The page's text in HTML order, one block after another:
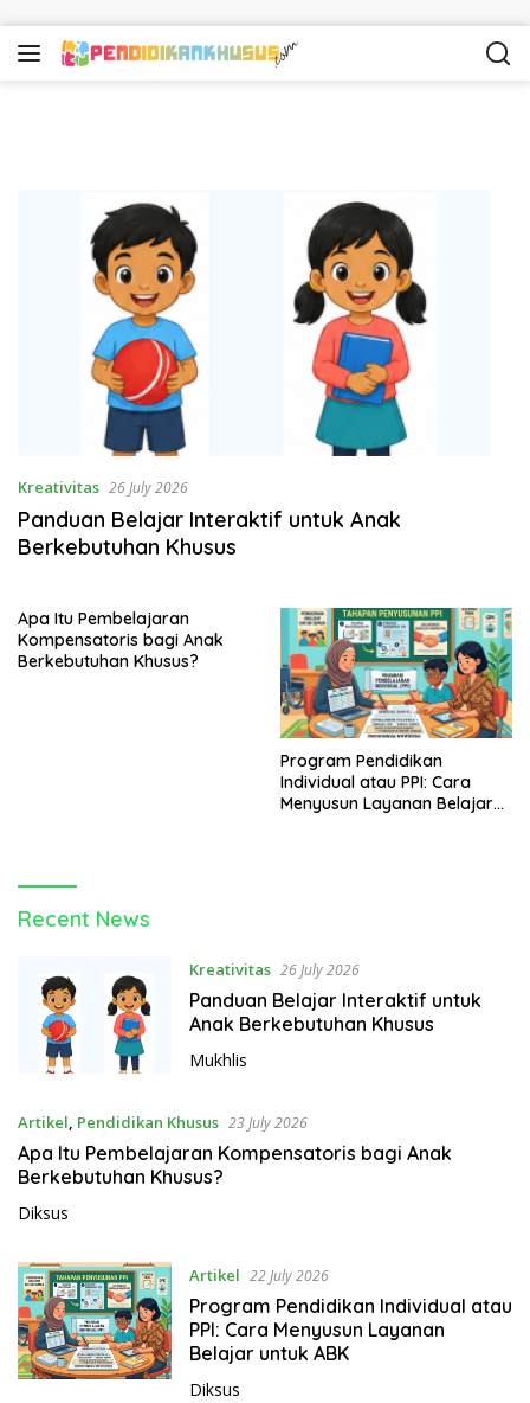
Kreativitas 26 July 2026
Panduan Belajar Interaktif untuk Anak
Berkebutuhan Khusus
Apa Itu Pembelajaran
Kompensatoris bagi Anak
Berkebutuhan Khusus?
Program Pendidikan
Individual atau PPI: Cara
Menyusun Layanan Belajar
e
a
n
k
h
s
u
s
.
c
Recent News
Kreativitas 26 July 2026
Panduan Belajar Interaktif untuk
Anak Berkebutuhan Khusus
Mukhlis
Artikel, Pendidikan Khusus 23 July 2026
Apa Itu Pembelajaran Kompensatoris bagi Anak
Berkebutuhan Khusus?
Diksus
Artikel 22 July 2026
Program Pendidikan Individual atau
PPI: Cara Menyusun Layanan
Belajar untuk ABK
Diksus